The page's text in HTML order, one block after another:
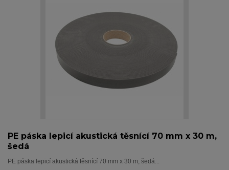
PE páska lepicí akustická těsnící 70 mm x 30 m,
šedá
PE páska lepicí akustická těsnící 70 mm x 30 m, šedá...